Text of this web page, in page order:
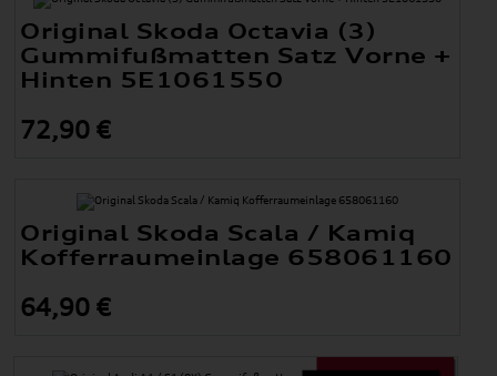
Original Skoda Octavia (3)
Gummifußmatten Satz Vorne +
Hinten 5E1061550
72,90 €
Original Skoda Scala / Kamiq
Kofferraumeinlage 658061160
64,90 €